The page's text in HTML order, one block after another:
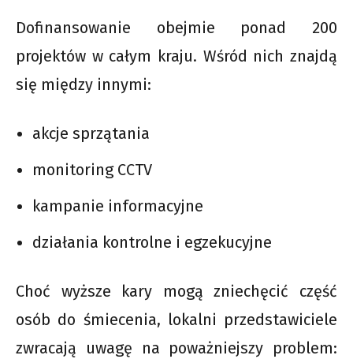
Dofinansowanie obejmie ponad 200
projektów w całym kraju. Wśród nich znajdą
się między innymi:
akcje sprzątania
monitoring CCTV
kampanie informacyjne
działania kontrolne i egzekucyjne
Choć wyższe kary mogą zniechęcić część
osób do śmiecenia, lokalni przedstawiciele
zwracają uwagę na poważniejszy problem: